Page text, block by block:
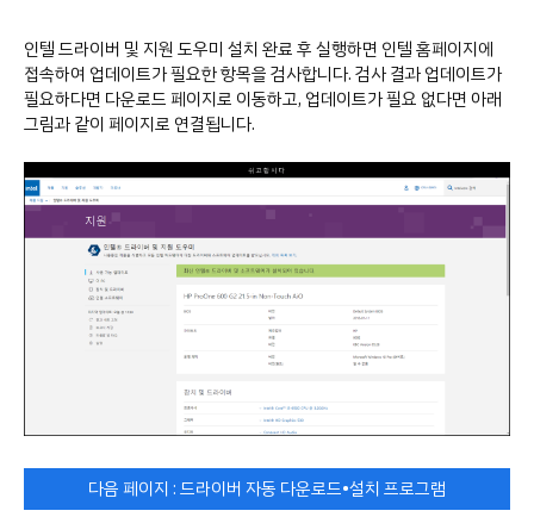
인텔 드라이버 및 지원 도우미 설치 완료 후 실행하면 인텔 홈페이지에
접속하여 업데이트가 필요한 항목을 검사합니다. 검사 결과 업데이트가
필요하다면 다운로드 페이지로 이동하고, 업데이트가 필요 없다면 아래
그림과 같이 페이지로 연결됩니다.
다음 페이지 : 드라이버 자동 다운로드•설치 프로그램